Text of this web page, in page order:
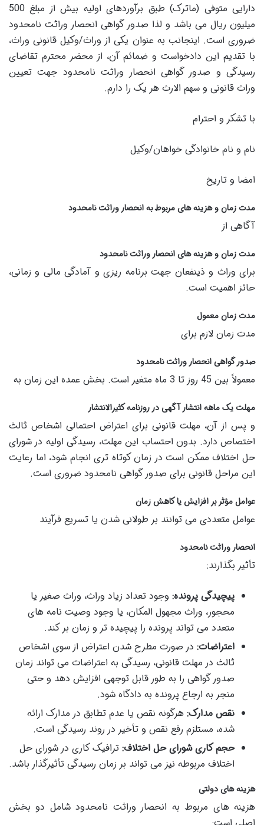
دارایی متوفی (ماترک) طبق برآوردهای اولیه بیش از مبلغ 500
میلیون ریال می باشد و لذا صدور گواهی انحصار وراثت نامحدود
ضروری است. اینجانب به عنوان یکی از وراث/وکیل قانونی وراث،
با تقدیم این دادخواست و ضمائم آن، از محضر محترم تقاضای
رسیدگی و صدور گواهی انحصار وراثت نامحدود جهت تعیین
وراث قانونی و سهم الارث هر یک را دارم.
با تشکر و احترام
نام و نام خانوادگی خواهان/وکیل
امضا و تاریخ
مدت زمان و هزینه های مربوط به انحصار وراثت نامحدود
آگاهی از
مدت زمان و هزینه های انحصار وراثت نامحدود
برای وراث و ذینفعان جهت برنامه ریزی و آمادگی مالی و زمانی،
حائز اهمیت است.
مدت زمان معمول
مدت زمان لازم برای
صدور گواهی انحصار وراثت نامحدود
معمولاً بین 45 روز تا 3 ماه متغیر است. بخش عمده این زمان به
مهلت یک ماهه انتشار آگهی در روزنامه کثیرالانتشار
و پس از آن، مهلت قانونی برای اعتراض احتمالی اشخاص ثالث
اختصاص دارد. بدون احتساب این مهلت، رسیدگی اولیه در شورای
حل اختلاف ممکن است در زمان کوتاه تری انجام شود، اما رعایت
این مراحل قانونی برای صدور گواهی نامحدود ضروری است.
عوامل مؤثر بر افزایش یا کاهش زمان
عوامل متعددی می توانند بر طولانی شدن یا تسریع فرآیند
انحصار وراثت نامحدود
تأثیر بگذارند:
پیچیدگی پرونده: وجود تعداد زیاد وراث، وراث صغیر یا
محجور، وراث مجهول المکان، یا وجود وصیت نامه های
متعدد می تواند پرونده را پیچیده تر و زمان بر کند.
اعتراضات: در صورت مطرح شدن اعتراض از سوی اشخاص
ثالث در مهلت قانونی، رسیدگی به اعتراضات می تواند زمان
صدور گواهی را به طور قابل توجهی افزایش دهد و حتی
منجر به ارجاع پرونده به دادگاه شود.
نقص مدارک: هرگونه نقص یا عدم تطابق در مدارک ارائه
شده، مستلزم رفع نقص و تأخیر در روند رسیدگی است.
حجم کاری شورای حل اختلاف: ترافیک کاری در شورای حل
اختلاف مربوطه نیز می تواند بر زمان رسیدگی تأثیرگذار باشد.
هزینه های دولتی
هزینه های مربوط به انحصار وراثت نامحدود شامل دو بخش